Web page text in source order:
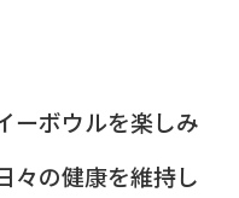
ーボウルを楽しみ
々の健康を維持し